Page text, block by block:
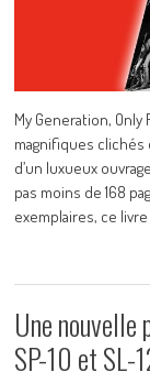
My Generation,
magnifiques
d’un luxueux
pas moins de 168
exemplaires, ce
Une nouvelle
SP-10 et